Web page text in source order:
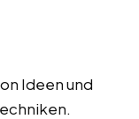
Ideen und